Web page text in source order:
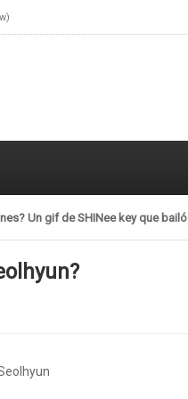
la atención. July 28, 2021